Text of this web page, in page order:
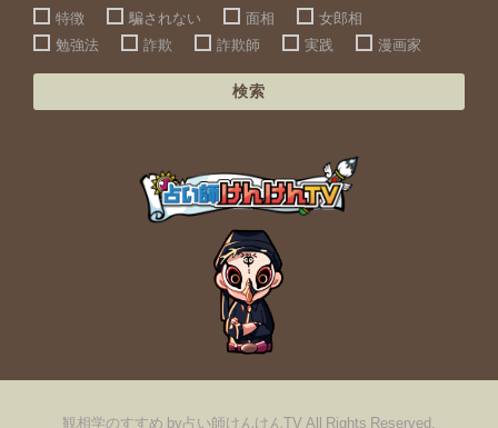
特徴
騙されない 面相
女郎相
勉強法
詐欺 詐欺師 実践 漫画家
検索
観相学のすすめ by占い師けんけんTV All Rights Reserved.